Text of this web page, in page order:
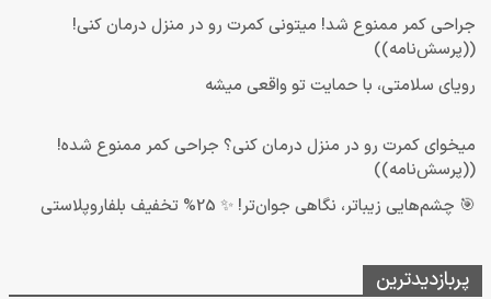
جراحی کمر ممنوع شد! میتونی کمرت رو در منزل درمان کنی!
((پرسش‌نامه))
رویای سلامتی، با حمایت تو واقعی میشه
میخوای کمرت رو در منزل درمان کنی؟ جراحی کمر ممنوع شده!
((پرسش‌نامه))
🎯 چشم‌هایی زیباتر، نگاهی جوان‌تر! ✨ 25% تخفیف بلفاروپلاستی
پربازدیدترین